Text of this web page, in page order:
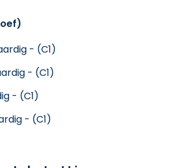
- (C1)
- (C1)
- (C1)
- (C1)